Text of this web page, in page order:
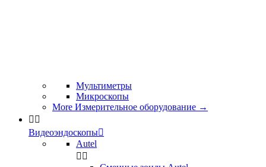
Мультиметры
Микроскопы
More Измерительное оборудование →
 
Видеоэндоскопы
Autel
 